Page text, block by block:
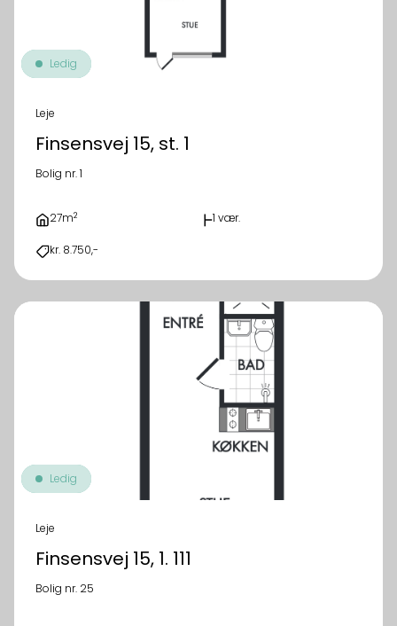
Ledig
Leje
Finsensvej 15, st. 1
Bolig nr. 1
27m2 1 vær.
kr. 8.750,-
Ledig
Leje
Finsensvej 15, 1. 111
Bolig nr. 25